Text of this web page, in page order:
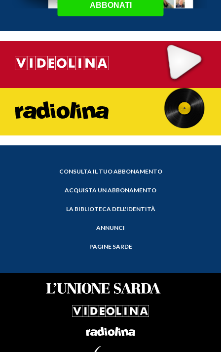
ABBONATI
CONSULTA IL TUO ABBONAMENTO
ACQUISTA UN ABBONAMENTO
LA BIBLIOTECA DELL'IDENTITÀ
ANNUNCI
PAGINE SARDE